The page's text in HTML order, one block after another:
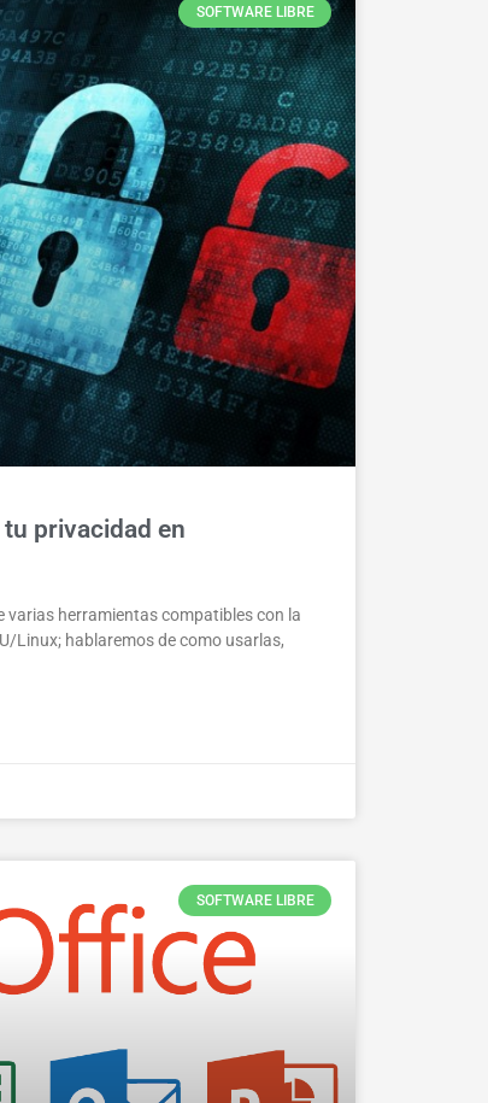
SOFTWARE LIBRE
privacidad en
varias herramientas compatibles con la
Linux; hablaremos de como usarlas,
SOFTWARE LIBRE